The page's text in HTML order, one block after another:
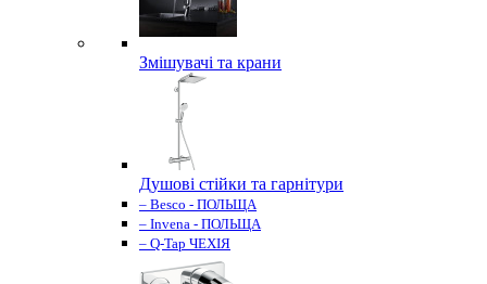
Змішувачі та крани
Душові стійки та гарнітури
– Besco - ПОЛЬЩА
– Invena - ПОЛЬЩА
– Q-Tap ЧЕХІЯ